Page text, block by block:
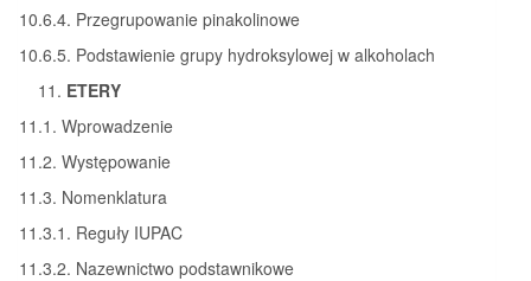
10.6.4. Przegrupowanie pinakolinowe
10.6.5. Podstawienie grupy hydroksylowej w alkoholach
ETERY
11.1. Wprowadzenie
11.2. Występowanie
11.3. Nomenklatura
11.3.1. Reguły IUPAC
11.3.2. Nazewnictwo podstawnikowe